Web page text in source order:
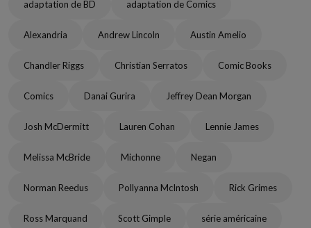
adaptation de BD adaptation de Comics
Alexandria Andrew Lincoln Austin Amelio
Chandler Riggs Christian Serratos Comic Books
Comics Danai Gurira Jeffrey Dean Morgan
Josh McDermitt Lauren Cohan Lennie James
Melissa McBride Michonne Negan
Norman Reedus Pollyanna McIntosh Rick Grimes
Ross Marquand Scott Gimple série américaine